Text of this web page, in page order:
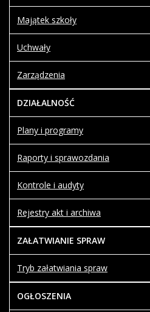
Majątek szkoły
Uchwały
Zarządzenia
DZIAŁALNOŚĆ
Plany i programy
Raporty i sprawozdania
Kontrole i audyty
Rejestry akt i archiwa
ZAŁATWIANIE SPRAW
Tryb załatwiania spraw
OGŁOSZENIA